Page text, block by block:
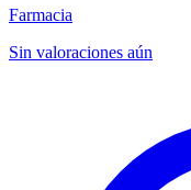
Farmacia
Sin valoraciones aún